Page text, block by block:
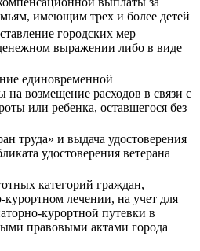
имеющим трех и более детей
городских мер
выражении либо в виде
единовременной
возмещение расходов в связи с
или ребенка, оставшегося без
труда» и выдача удостоверения
удостоверения ветерана
категорий граждан,
лечении, на учет для
курортной путевки в
правовыми актами города